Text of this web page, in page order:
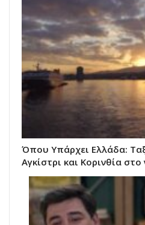
Όπου Υπάρχει Ελλάδα:
Αγκίστρι και Κορινθία